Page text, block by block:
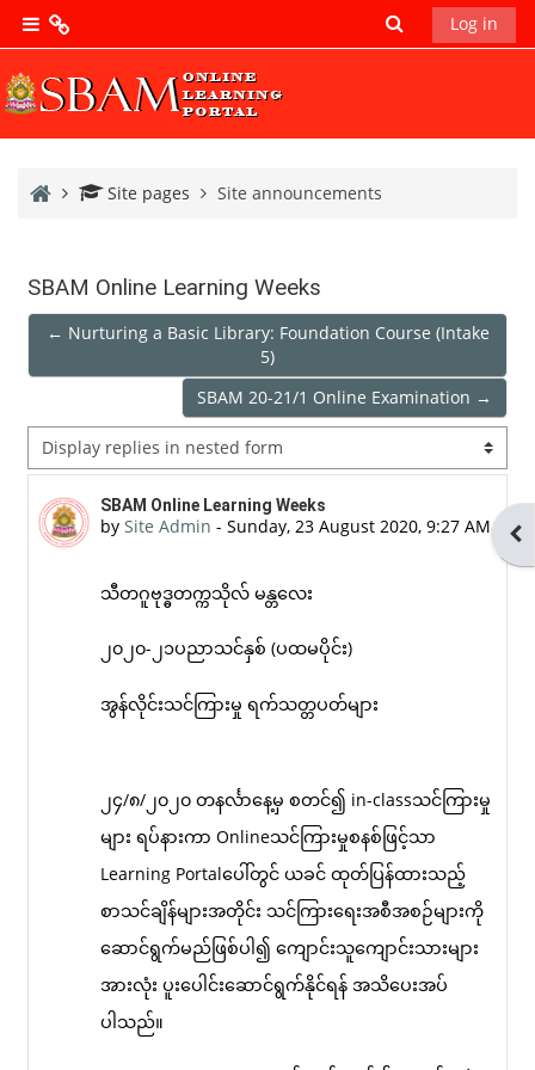
Skip to main content
Side panelSBAM
Main
SBAM
SBAM
Library
Research
Database
Facebook
SBAM
Library
Sitagu
Network
Sitagu
Toggle search
Log in
HomeSite pages Site announcements
SBAM Online Learning Weeks
← Nurturing a Basic Library: Foundation Course (Intake
5)
SBAM 20-21/1 Online Examination →
Display mode
SBAM Online Learning Weeks
by Site Admin - Sunday, 23 August 2020, 9:27 AM
Number of replies: 0
သီတဂူဗုဒ္ဓတက္ကသိုလ် မန္တလေး
၂၀၂၀-၂၁ပညာသင်နှစ် (ပထမပိုင်း)
အွန်လိုင်းသင်ကြားမှု ရက်သတ္တပတ်များ
၂၄/၈/၂၀၂၀ တနင်္လာနေ့မှ စတင်၍ in-classသင်ကြားမှု
များ ရပ်နားကာ Onlineသင်ကြားမှုစနစ်ဖြင့်သာ
Learning Portalပေါ်တွင် ယခင် ထုတ်ပြန်ထားသည့်
စာသင်ချိန်များအတိုင်း သင်ကြားရေးအစီအစဉ်များကို
ဆောင်ရွက်မည်ဖြစ်ပါ၍ ကျောင်းသူကျောင်းသားများ
အားလုံး ပူးပေါင်းဆောင်ရွက်နိုင်ရန် အသိပေးအပ်
ပါသည်။